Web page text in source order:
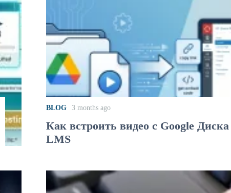
BLOG 3 months ago
Как встроить видео с Google
LMS